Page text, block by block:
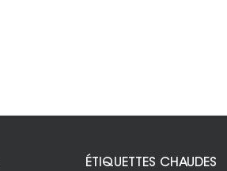
ÉTIQUETTES CHAUDES